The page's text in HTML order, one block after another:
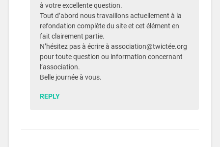
à votre excellente question.
Tout d’abord nous travaillons actuellement à la
refondation complète du site et cet élément en
fait clairement partie.
N’hésitez pas à écrire à association@twictée.org
pour toute question ou information concernant
l’association.
Belle journée à vous.
REPLY